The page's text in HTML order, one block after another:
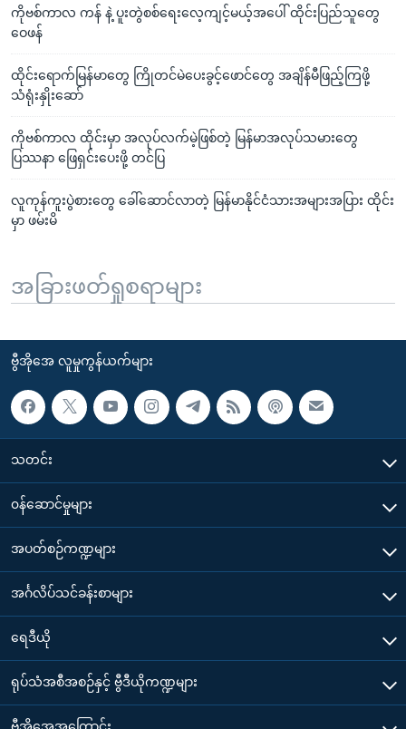
ကိုဗစ်ကာလ ကန် နဲ့ ပူးတွဲစစ်ရေးလေ့ကျင့်မယ့်အပေါ် ထိုင်းပြည်သူတွေ
ဝေဖန်
ထိုင်းရောက်မြန်မာတွေ ကြိုတင်မဲပေးခွင့်ဖောင်တွေ အချိန်မီဖြည့်ကြဖို့
သံရုံးနှိုးဆော်
ကိုဗစ်ကာလ ထိုင်းမှာ အလုပ်လက်မဲ့ဖြစ်တဲ့ မြန်မာအလုပ်သမားတွေ
ပြဿနာ ဖြေရှင်းပေးဖို့ တင်ပြ
လူကုန်ကူးပွဲစားတွေ ခေါ်ဆောင်လာတဲ့ မြန်မာနိုင်ငံသားအများအပြား ထိုင်း
မှာ ဖမ်းမိ
အခြားဖတ်ရှုစရာများ
ဗွီအိုအေ လူမှုကွန်ယက်များ
သတင်း
၀န်ဆောင်မှုများ
အပတ်စဉ်ကဏ္ဍများ
အင်္ဂလိပ်သင်ခန်းစာများ
ရေဒီယို
ရုပ်သံအစီအစဉ်နှင့် ဗွီဒီယိုကဏ္ဍများ